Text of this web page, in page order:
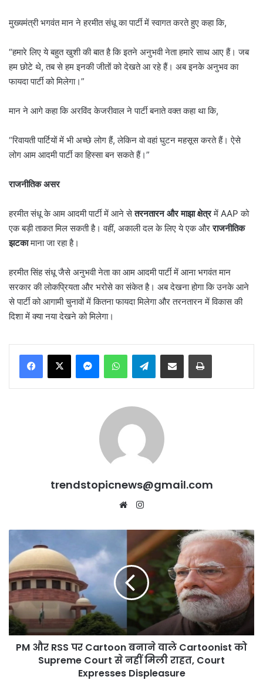
मुख्यमंत्री भगवंत मान ने हरमीत संधू का पार्टी में स्वागत करते हुए कहा कि,
“हमारे लिए ये बहुत खुशी की बात है कि इतने अनुभवी नेता हमारे साथ आए हैं। जब
हम छोटे थे, तब से हम इनकी जीतों को देखते आ रहे हैं। अब इनके अनुभव का
फायदा पार्टी को मिलेगा।”
मान ने आगे कहा कि अरविंद केजरीवाल ने पार्टी बनाते वक्त कहा था कि,
“रिवायती पार्टियों में भी अच्छे लोग हैं, लेकिन वो वहां घुटन महसूस करते हैं। ऐसे
लोग आम आदमी पार्टी का हिस्सा बन सकते हैं।”
राजनीतिक असर
हरमीत संधू के आम आदमी पार्टी में आने सेतरनतारन और माझा क्षेत्रमें AAP को
एक बड़ी ताकत मिल सकती है। वहीं, अकाली दल के लिए ये एक औरराजनीतिक
झटकामाना जा रहा है।
हरमीत सिंह संधू जैसे अनुभवी नेता का आम आदमी पार्टी में आना भगवंत मान
सरकार की लोकप्रियता और भरोसे का संकेत है। अब देखना होगा कि उनके आने
से पार्टी को आगामी चुनावों में कितना फायदा मिलेगा और तरनतारन में विकास की
दिशा में क्या नया देखने को मिलेगा।
MessengerWhatsAppTelegramShare via Email Print
trendstopicnews@gmail.com
Website
RSS
पर
Cartoon
बनाने
वाले
Cartoonist
को
Supreme
PM और RSS पर Cartoon बनाने वाले Cartoonist को
Supreme Court से नहीं मिली राहत, Court
Expresses Displeasure